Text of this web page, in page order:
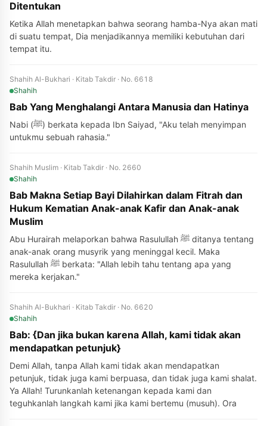
Ditentukan
Ketika Allah menetapkan bahwa seorang hamba-Nya akan mati
di suatu tempat, Dia menjadikannya memiliki kebutuhan dari
tempat itu.
Shahih Al-Bukhari · Kitab Takdir · No. 6618
Shahih
Bab Yang Menghalangi Antara Manusia dan Hatinya
Nabi (ﷺ) berkata kepada Ibn Saiyad, "Aku telah menyimpan
untukmu sebuah rahasia."
Shahih Muslim · Kitab Takdir · No. 2660
Shahih
Bab Makna Setiap Bayi Dilahirkan dalam Fitrah dan
Hukum Kematian Anak-anak Kafir dan Anak-anak
Muslim
Abu Hurairah melaporkan bahwa Rasulullah ﷺ ditanya tentang
anak-anak orang musyrik yang meninggal kecil. Maka
Rasulullah ﷺ berkata: "Allah lebih tahu tentang apa yang
mereka kerjakan."
Shahih Al-Bukhari · Kitab Takdir · No. 6620
Shahih
Bab: {Dan jika bukan karena Allah, kami tidak akan
mendapatkan petunjuk}
Demi Allah, tanpa Allah kami tidak akan mendapatkan
petunjuk, tidak juga kami berpuasa, dan tidak juga kami shalat.
Ya Allah! Turunkanlah ketenangan kepada kami dan
teguhkanlah langkah kami jika kami bertemu (musuh). Ora